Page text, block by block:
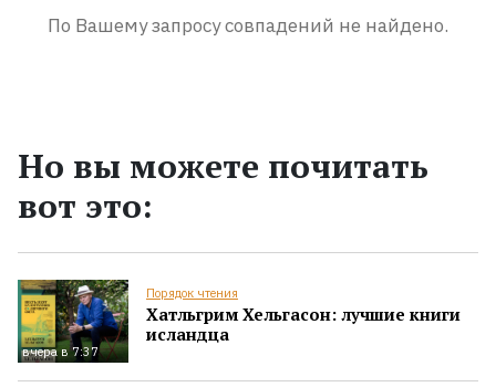
Экранизации
По Вашему запросу совпадений не найдено.
Но вы можете почитать
вот это:
вчера в 7:37
Порядок чтения
Хатльгрим Хельгасон: лучшие книги
исландца